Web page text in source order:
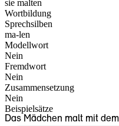
sie malten
Wortbildung
Sprechsilben
ma-len
Modellwort
Nein
Fremdwort
Nein
Zusammensetzung
Nein
Beispielsätze
Das Mädchen malt mit